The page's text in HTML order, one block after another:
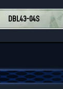
DBL43-04S